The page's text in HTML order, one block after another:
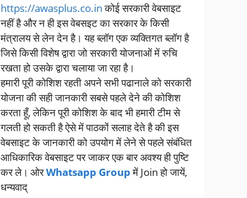
https://awasplus.co.inकोई सरकारी वेबसाइट
नहीं है और न ही इस वेबसइट का सरकार के किसी
मंत्रालय से लेन देन है। यह ब्लॉग एक व्यक्तिगत ब्लॉग है
जिसे किसी विशेष द्वारा जो सरकारी योजनाओं में रुचि
रखता हो उसके द्वारा चलाया जा रहा है।
हमारी पूरी कोशिश रहती अपने सभी पढानाले को सरकारी
योजना की सही जानकारी सबसे पहले देने की कोशिश
करता हूँ, लेकिन पूरी कोशिश के बाद भी हमारी टीम से
गलती हो सकती है ऐसे में पाठकों सलाह देते है की इस
वेबसाइट के जानकारी को उपयोग में लेने से पहले संबंधित
आधिकारिक वेबसाइट पर जाकर एक बार अवश्य ही पुष्टि
कर ले। ओरWhatsapp Groupमें Join हो जायें,
धन्यवाद्